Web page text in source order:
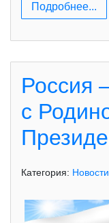
Подробнее...
Россия
с
Категория: Новости